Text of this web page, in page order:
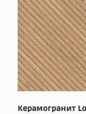
Керамогранит